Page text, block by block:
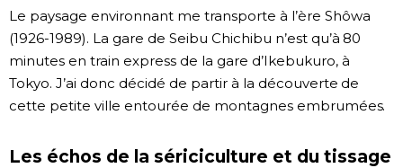
Le paysage environnant me transporte à l’ère Shôwa
(1926-1989). La gare de Seibu Chichibu n’est qu’à 80
minutes en train express de la gare d’Ikebukuro, à
Tokyo. J’ai donc décidé de partir à la découverte de
cette petite ville entourée de montagnes embrumées.
Les échos de la sériciculture et du tissage